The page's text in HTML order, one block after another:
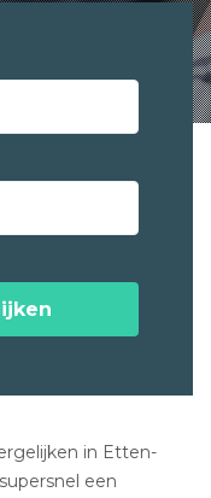
in Etten-
een